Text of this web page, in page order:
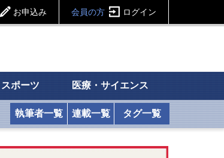
お申込み 会員の方 ログイン
スポーツ 医療・サイエンス
執筆者一覧 連載一覧 タグ一覧